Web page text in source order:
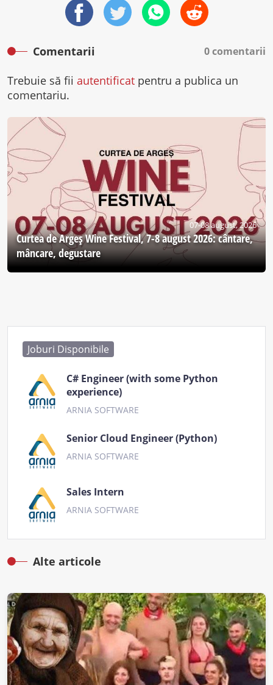
Comentarii 0 comentarii
Trebuie să fii autentificat pentru a publica un
comentariu.
07-08 august, 2026
Curtea de Argeş Wine Festival, 7-8 august 2026: cântare,
mâncare, degustare
Joburi Disponibile
C# Engineer (with some Python
experience)
ARNIA SOFTWARE
Senior Cloud Engineer (Python)
ARNIA SOFTWARE
Sales Intern
ARNIA SOFTWARE
Alte articole